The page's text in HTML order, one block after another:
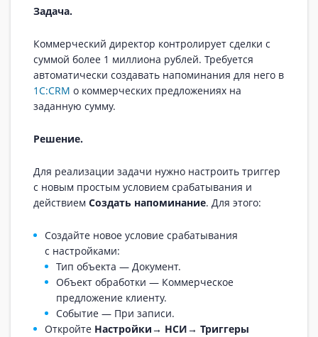
Задача.
Коммерческий директор контролирует сделки с
суммой более 1 миллиона рублей. Требуется
автоматически создавать напоминания для него в
1С:CRM о коммерческих предложениях на
заданную сумму.
Решение.
Для реализации задачи нужно настроить триггер
с новым простым условием срабатывания и
действием Создать напоминание. Для этого:
Создайте новое условие срабатывания
с настройками:
Тип объекта — Документ.
Объект обработки — Коммерческое
предложение клиенту.
Событие — При записи.
Откройте Настройки→ НСИ→ Триггеры